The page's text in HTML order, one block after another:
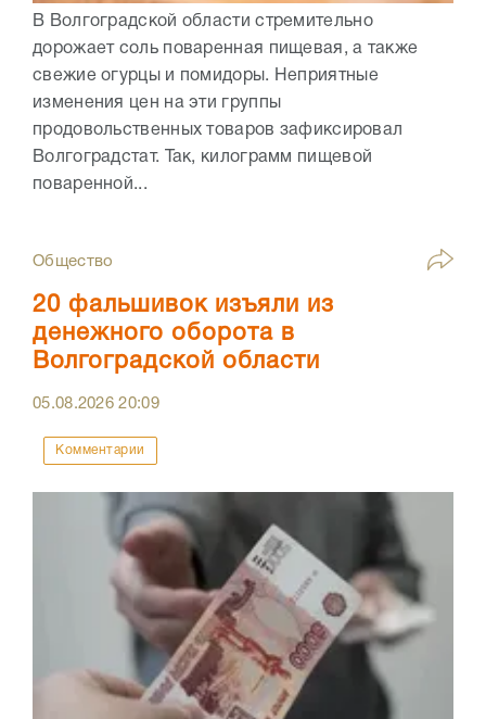
В Волгоградской области стремительно
дорожает соль поваренная пищевая, а также
свежие огурцы и помидоры. Неприятные
изменения цен на эти группы
продовольственных товаров зафиксировал
Волгоградстат. Так, килограмм пищевой
поваренной...
Общество
20 фальшивок изъяли из
денежного оборота в
Волгоградской области
05.08.202620:09
Комментарии